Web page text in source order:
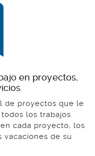
en proyectos,
de proyectos que le
los trabajos
cada proyecto, los
vacaciones de su